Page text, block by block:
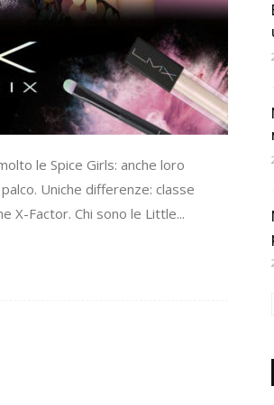
le Spice Girls: anche loro
Uniche differenze: classe
X-Factor. Chi sono le Little...